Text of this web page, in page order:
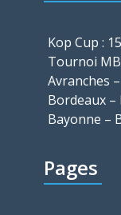
Kop Cup :
Tournoi MB
Avranches
Bordeaux –
Bayonne –
Pages